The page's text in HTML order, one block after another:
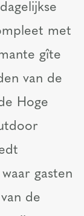
met
gîte
van de
Hoge
gasten
de